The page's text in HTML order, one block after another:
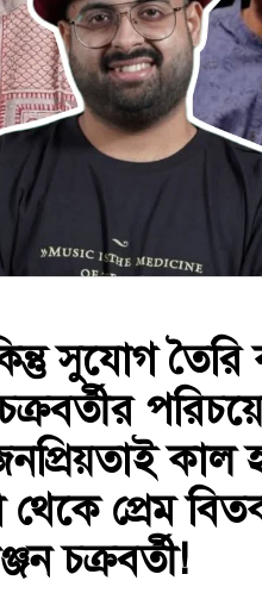
সুযোগ
কাল
প্রেম
চক্রবর্তী!